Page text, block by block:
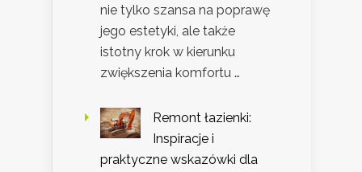
nie tylko szansa na poprawę
jego estetyki, ale także
istotny krok w kierunku
zwiększenia komfortu …
Remont łazienki:
Inspiracje i
praktyczne wskazówki dla